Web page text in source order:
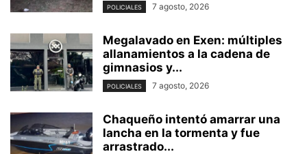
POLICIALES 7 agosto, 2026
Megalavado en Exen: múltiples
allanamientos a la cadena de
gimnasios y...
POLICIALES 7 agosto, 2026
Chaqueño intentó amarrar una
lancha en la tormenta y fue
arrastrado...